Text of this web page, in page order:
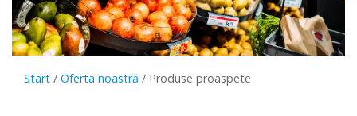
Start / Oferta noastră / Produse proaspete